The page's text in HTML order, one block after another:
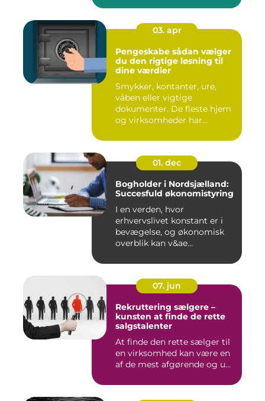
03. apr
Pengeskabe sådan vælger
du den rigtige løsning til
dine værdier
Smykker, kontanter, ure,
våben eller vigtige
dokumenter. De fleste hjem
og virksomheder har
01. dec
Bogholder i Nordsjælland:
Succesfuld økonomistyring
I en verden, hvor
erhvervslivet konstant er i
bevægelse, og økonomisk
overblik kan v&ae...
07. jun
Rekruttering sælgere –
kunsten at finde de rette
salgstalenter
At finde den rette sælger til
en virksomhed kan være en
af de mest afgørende og u...